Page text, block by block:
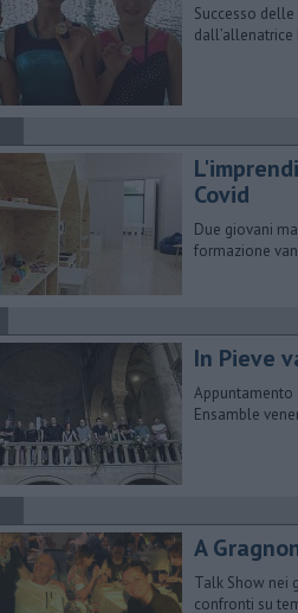
Successo
Covid
Due giovani
formazione
In Pieve
Appuntamento
Ensamble
A
Talk Show nei
confronti su